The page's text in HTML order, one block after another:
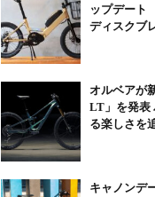
ップデート
ディスクブ
オルベアが
LT」を発表
る楽しさを
キャノンデ